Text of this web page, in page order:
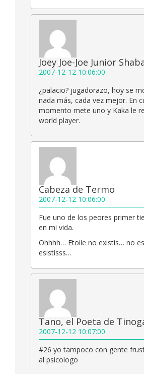
Joey Joe-Joe Junior
2007-12-12 10:06:00
¿palacio? jugadorazo, hoy se
nada más, cada vez mejor. En
momento mete uno y Kaka le
world player.
Cabeza de Termo
2007-12-12 10:06:00
Fue uno de los peores primer
en mi vida.
Ohhhh… Etoile no existis… no
esistisss…
Tano, el Poeta de
2007-12-12 10:07:00
#26 yo tampoco con gente
al psicologo